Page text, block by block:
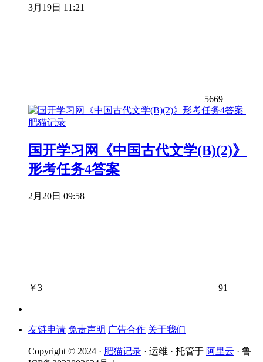
3月19日 11:21
5669
国开学习网《中国古代文学(B)(2)》
形考任务4答案
2月20日 09:58
￥3 91
友链申请 免责声明 广告合作 关于我们
Copyright © 2024 · 肥猫记录 · 运维 · 托管于 阿里云 · 鲁